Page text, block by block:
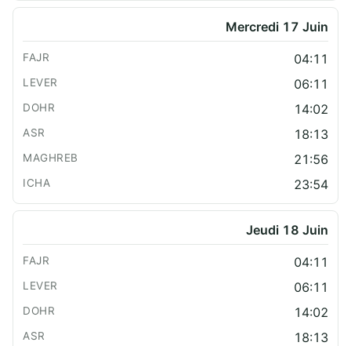
Mercredi 17 Juin
04:11
06:11
14:02
18:13
21:56
23:54
Jeudi 18 Juin
04:11
06:11
14:02
18:13